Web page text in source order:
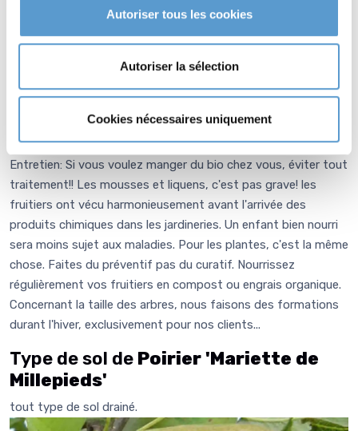
Autoriser tous les cookies
Autoriser la sélection
Cookies nécessaires uniquement
suffisamment de nourriture près de la surface du sol, il ne fera
pas d'effort pour créer des racines en profondeur. Ce qui nuira
à son implantation et aussi à sa capacité de résistance face
Entretien dePoirier 'Mariette de
Millepieds'
Entretien: Si vous voulez manger du bio chez vous, éviter tout
traitement!! Les mousses et liquens, c'est pas grave! les
fruitiers ont vécu harmonieusement avant l'arrivée des
produits chimiques dans les jardineries. Un enfant bien nourri
sera moins sujet aux maladies. Pour les plantes, c'est la même
chose. Faites du préventif pas du curatif. Nourrissez
régulièrement vos fruitiers en compost ou engrais organique.
Concernant la taille des arbres, nous faisons des formations
durant l'hiver, exclusivement pour nos clients...
Type de sol de Poirier 'Mariette de
Millepieds'
tout type de sol drainé.